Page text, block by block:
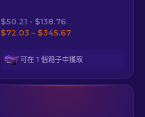
$50.21 - $138.76
$72.03 – $345.67
可在 1 個箱子中獲取